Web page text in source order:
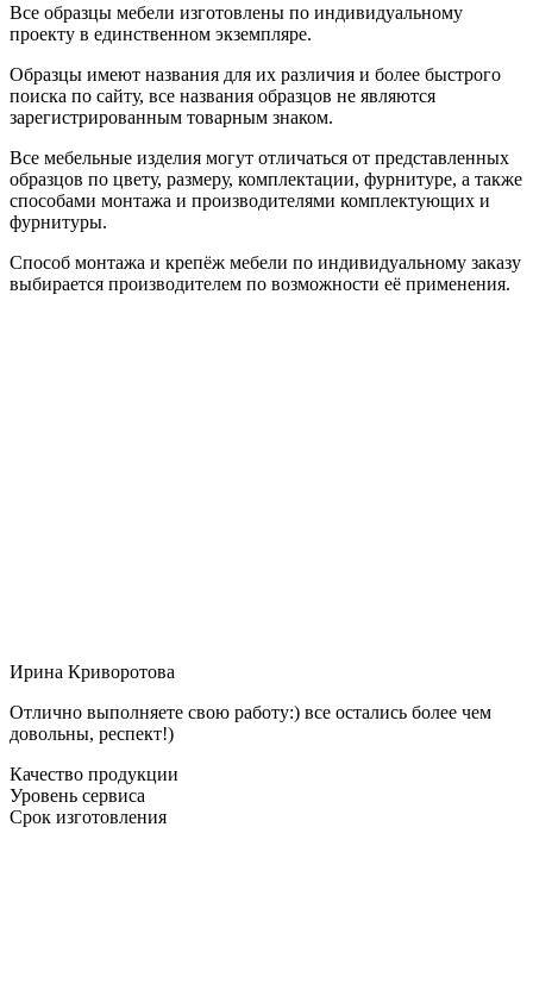
Все образцы мебели изготовлены по индивидуальному
проекту в единственном экземпляре.
Образцы имеют названия для их различия и более быстрого
поиска по сайту, все названия образцов не являются
зарегистрированным товарным знаком.
Все мебельные изделия могут отличаться от представленных
образцов по цвету, размеру, комплектации, фурнитуре, а также
способами монтажа и производителями комплектующих и
фурнитуры.
Способ монтажа и крепёж мебели по индивидуальному заказу
выбирается производителем по возможности её применения.
Ирина Криворотова
Отлично выполняете свою работу:) все остались более чем
довольны, респект!)
Качество продукции
Уровень сервиса
Срок изготовления